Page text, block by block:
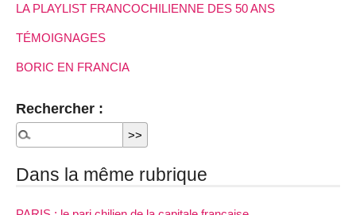
LA PLAYLIST FRANCOCHILIENNE DES 50 ANS
TÉMOIGNAGES
BORIC EN FRANCIA
Rechercher :
Dans la même rubrique